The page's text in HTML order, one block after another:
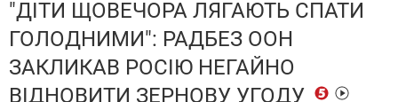
"ДІТИ ЩОВЕЧОРА ЛЯГАЮТЬ СПАТИ
ГОЛОДНИМИ": РАДБЕЗ ООН
ЗАКЛИКАВ РОСІЮ НЕГАЙНО
ВІДНОВИТИ ЗЕРНОВУ УГОДУ